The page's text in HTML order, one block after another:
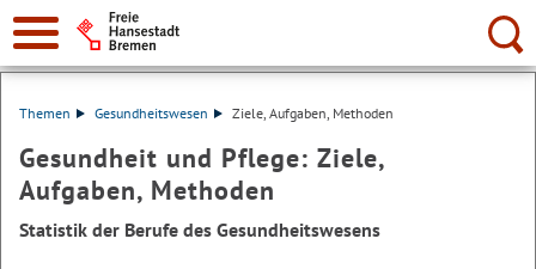
Suche:
Themen Gesundheitswesen Ziele, Aufgaben, Methoden
Gesundheit und Pflege: Ziele,
Aufgaben, Methoden
Statistik der Berufe des Gesundheitswesens